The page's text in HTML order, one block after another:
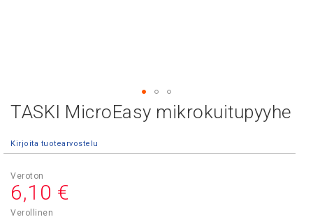
TASKI MicroEasy mikrokuitupyyhe
Kirjoita tuotearvostelu
6,10 €
Skip
beginning
the
images
gallery